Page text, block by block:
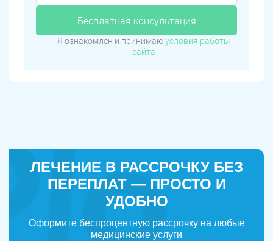
Бесплатная консультация
Я ознакомлен и принимаюусловия работы
сайта
ЛЕЧЕНИЕ В РАССРОЧКУ БЕЗ
ПЕРЕПЛАТ — ПРОСТО И
УДОБНО
Оформите беспроцентную рассрочку на любые
медицинские услуги